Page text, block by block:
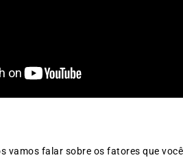
vamos falar sobre os fatores que você